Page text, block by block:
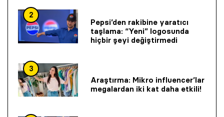
2
Pepsi’den rakibine yaratıcı
taşlama: “Yeni” logosunda
hiçbir şeyi değiştirmedi
3
Araştırma: Mikro influencer’lar
megalardan iki kat daha etkili!